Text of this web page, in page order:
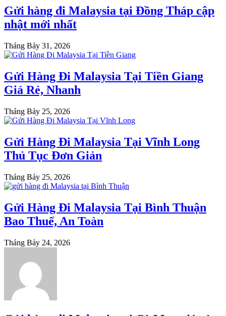
Gửi hàng đi Malaysia tại Đồng Tháp cập
nhật mới nhất
Tháng Bảy 31, 2026
Gửi Hàng Đi Malaysia Tại Tiền Giang
Giá Rẻ, Nhanh
Tháng Bảy 25, 2026
Gửi Hàng Đi Malaysia Tại Vĩnh Long
Thủ Tục Đơn Giản
Tháng Bảy 25, 2026
Gửi Hàng Đi Malaysia Tại Bình Thuận
Bao Thuế, An Toàn
Tháng Bảy 24, 2026